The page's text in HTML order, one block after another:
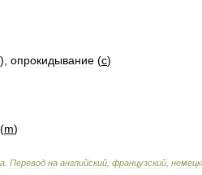
), опрокидывание (с)
(m)
Перевод на английский французский